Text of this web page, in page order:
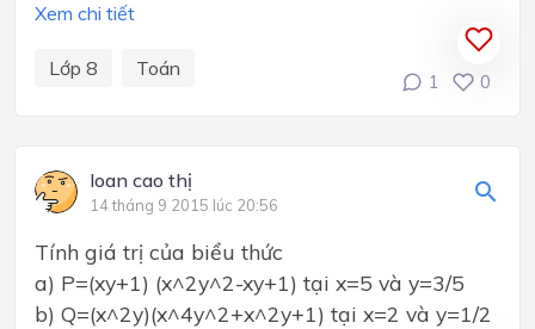
Xem chi tiết
Lớp 8 Toán
1 0
loan cao thị
14 tháng 9 2015 lúc 20:56
Tính giá trị của biểu thức
a) P=(xy+1) (x^2y^2-xy+1) tại x=5 và y=3/5
b) Q=(x^2y)(x^4y^2+x^2y+1) tại x=2 và y=1/2